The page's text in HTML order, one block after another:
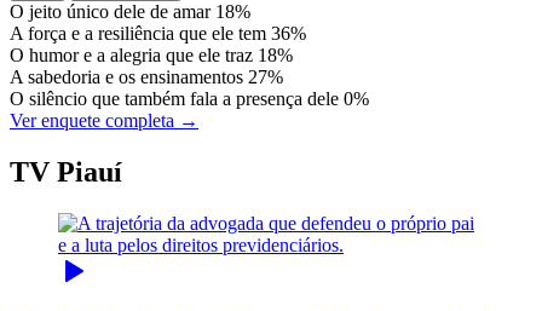
O jeito único dele de amar 18%
A força e a resiliência que ele tem 36%
O humor e a alegria que ele traz 18%
A sabedoria e os ensinamentos 27%
O silêncio que também fala a presença dele 0%
Ver enquete completa →
TV Piauí